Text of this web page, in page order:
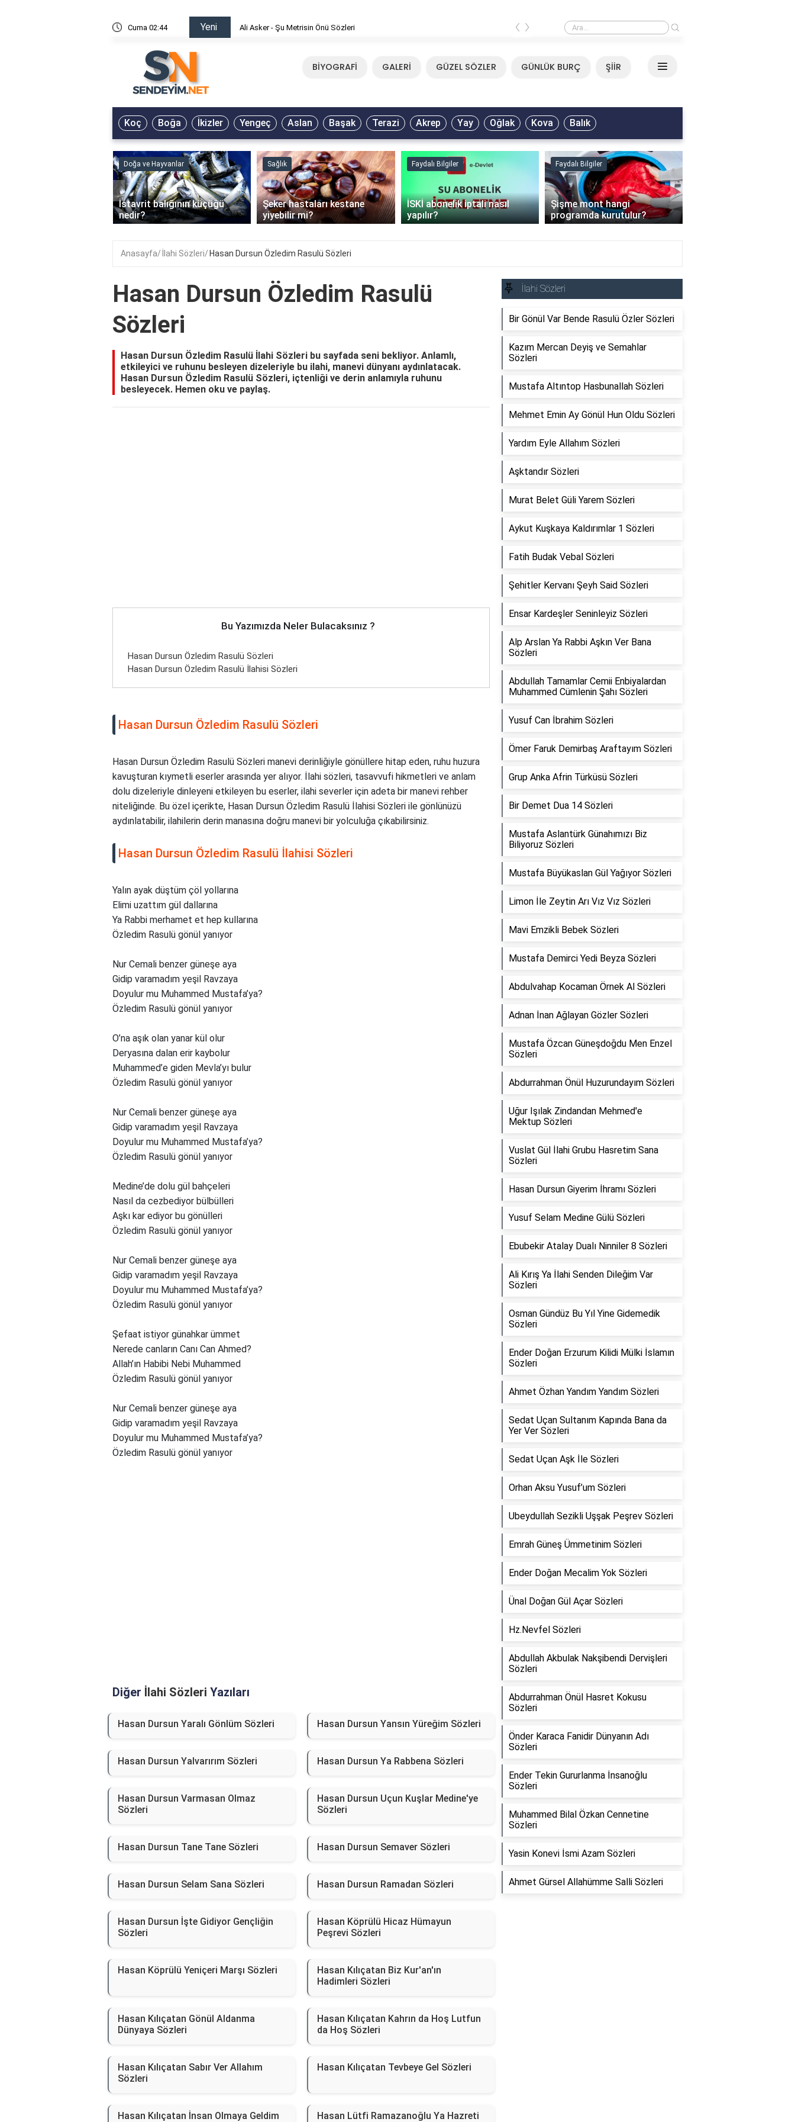
Cuma 02:44 Yeni Ali Asker - Şu Metrisin Önü Sözleri Mirkelam - Tavla Sözleri
‹ ›
BİYOGRAFİ GALERİ GÜZEL SÖZLER GÜNLÜK BURÇ ŞİİR
Koç Boğa İkizler Yengeç Aslan Başak Terazi Akrep Yay Oğlak Kova Balık
Doğa ve Hayvanlar
İstavrit balığının küçüğü
nedir?
Sağlık
Şeker hastaları kestane
yiyebilir mi?
Faydalı Bilgiler
İSKİ abonelik iptali nasıl
yapılır?
Faydalı Bilgiler
Şişme mont hangi
programda kurutulur?
‹ ›
Anasayfa İlahi Sözleri Hasan Dursun Özledim Rasulü Sözleri
Hasan Dursun Özledim Rasulü
Sözleri
Hasan Dursun Özledim Rasulü İlahi Sözleri bu sayfada seni bekliyor. Anlamlı,
etkileyici ve ruhunu besleyen dizeleriyle bu ilahi, manevi dünyanı aydınlatacak.
Hasan Dursun Özledim Rasulü Sözleri, içtenliği ve derin anlamıyla ruhunu
besleyecek. Hemen oku ve paylaş.
Bu Yazımızda Neler Bulacaksınız ?
Hasan Dursun Özledim Rasulü Sözleri
Hasan Dursun Özledim Rasulü İlahisi Sözleri
Hasan Dursun Özledim Rasulü Sözleri
Hasan Dursun Özledim Rasulü Sözleri manevi derinliğiyle gönüllere hitap eden, ruhu huzura
kavuşturan kıymetli eserler arasında yer alıyor. İlahi sözleri, tasavvufi hikmetleri ve anlam
dolu dizeleriyle dinleyeni etkileyen bu eserler, ilahi severler için adeta bir manevi rehber
niteliğinde. Bu özel içerikte, Hasan Dursun Özledim Rasulü İlahisi Sözleri ile gönlünüzü
aydınlatabilir, ilahilerin derin manasına doğru manevi bir yolculuğa çıkabilirsiniz.
Hasan Dursun Özledim Rasulü İlahisi Sözleri
Yalın ayak düştüm çöl yollarına
Elimi uzattım gül dallarına
Ya Rabbi merhamet et hep kullarına
Özledim Rasulü gönül yanıyor
Nur Cemali benzer güneşe aya
Gidip varamadım yeşil Ravzaya
Doyulur mu Muhammed Mustafa’ya?
Özledim Rasulü gönül yanıyor
O’na aşık olan yanar kül olur
Deryasına dalan erir kaybolur
Muhammed’e giden Mevla’yı bulur
Özledim Rasulü gönül yanıyor
Nur Cemali benzer güneşe aya
Gidip varamadım yeşil Ravzaya
Doyulur mu Muhammed Mustafa’ya?
Özledim Rasulü gönül yanıyor
Medine’de dolu gül bahçeleri
Nasıl da cezbediyor bülbülleri
Aşkı kar ediyor bu gönülleri
Özledim Rasulü gönül yanıyor
Nur Cemali benzer güneşe aya
Gidip varamadım yeşil Ravzaya
Doyulur mu Muhammed Mustafa’ya?
Özledim Rasulü gönül yanıyor
Şefaat istiyor günahkar ümmet
Nerede canların Canı Can Ahmed?
Allah’ın Habibi Nebi Muhammed
Özledim Rasulü gönül yanıyor
Nur Cemali benzer güneşe aya
Gidip varamadım yeşil Ravzaya
Doyulur mu Muhammed Mustafa’ya?
Özledim Rasulü gönül yanıyor
Diğer İlahi Sözleri Yazıları
Hasan Dursun Yaralı Gönlüm Sözleri Hasan Dursun Yansın Yüreğim Sözleri
Hasan Dursun Yalvarırım Sözleri Hasan Dursun Ya Rabbena Sözleri
Hasan Dursun Varmasan Olmaz
Sözleri
Hasan Dursun Uçun Kuşlar Medine'ye
Sözleri
Hasan Dursun Tane Tane Sözleri Hasan Dursun Semaver Sözleri
Hasan Dursun Selam Sana Sözleri Hasan Dursun Ramadan Sözleri
Hasan Dursun İşte Gidiyor Gençliğin
Sözleri
Hasan Köprülü Hicaz Hümayun
Peşrevi Sözleri
Hasan Köprülü Yeniçeri Marşı Sözleri
Hasan Kılıçatan Biz Kur'an'ın
Hadimleri Sözleri
Hasan Kılıçatan Gönül Aldanma
Dünyaya Sözleri
Hasan Kılıçatan Kahrın da Hoş Lutfun
da Hoş Sözleri
Hasan Kılıçatan Sabır Ver Allahım
Sözleri
Hasan Kılıçatan Tevbeye Gel Sözleri
Hasan Kılıçatan İnsan Olmaya Geldim
Hasan Lütfi Ramazanoğlu Ya Hazreti
İlahi Sözleri
Bir Gönül Var Bende Rasulü Özler Sözleri
Kazım Mercan Deyiş ve Semahlar
Sözleri
Mustafa Altıntop Hasbunallah Sözleri
Mehmet Emin Ay Gönül Hun Oldu Sözleri
Yardım Eyle Allahım Sözleri
Aşktandır Sözleri
Murat Belet Güli Yarem Sözleri
Aykut Kuşkaya Kaldırımlar 1 Sözleri
Fatih Budak Vebal Sözleri
Şehitler Kervanı Şeyh Said Sözleri
Ensar Kardeşler Seninleyiz Sözleri
Alp Arslan Ya Rabbi Aşkın Ver Bana
Sözleri
Abdullah Tamamlar Cemii Enbiyalardan
Muhammed Cümlenin Şahı Sözleri
Yusuf Can İbrahim Sözleri
Ömer Faruk Demirbaş Araftayım Sözleri
Grup Anka Afrin Türküsü Sözleri
Bir Demet Dua 14 Sözleri
Mustafa Aslantürk Günahımızı Biz
Biliyoruz Sözleri
Mustafa Büyükaslan Gül Yağıyor Sözleri
Limon İle Zeytin Arı Vız Vız Sözleri
Mavi Emzikli Bebek Sözleri
Mustafa Demirci Yedi Beyza Sözleri
Abdulvahap Kocaman Örnek Al Sözleri
Adnan İnan Ağlayan Gözler Sözleri
Mustafa Özcan Güneşdoğdu Men Enzel
Sözleri
Abdurrahman Önül Huzurundayım Sözleri
Uğur Işılak Zindandan Mehmed'e
Mektup Sözleri
Vuslat Gül İlahi Grubu Hasretim Sana
Sözleri
Hasan Dursun Giyerim İhramı Sözleri
Yusuf Selam Medine Gülü Sözleri
Ebubekir Atalay Dualı Ninniler 8 Sözleri
Ali Kırış Ya İlahi Senden Dileğim Var
Sözleri
Osman Gündüz Bu Yıl Yine Gidemedik
Sözleri
Ender Doğan Erzurum Kilidi Mülki İslamın
Sözleri
Ahmet Özhan Yandım Yandım Sözleri
Sedat Uçan Sultanım Kapında Bana da
Yer Ver Sözleri
Sedat Uçan Aşk İle Sözleri
Orhan Aksu Yusuf’um Sözleri
Ubeydullah Sezikli Uşşak Peşrev Sözleri
Emrah Güneş Ümmetinim Sözleri
Ender Doğan Mecalim Yok Sözleri
Ünal Doğan Gül Açar Sözleri
Hz.Nevfel Sözleri
Abdullah Akbulak Nakşibendi Dervişleri
Sözleri
Abdurrahman Önül Hasret Kokusu
Sözleri
Önder Karaca Fanidir Dünyanın Adı
Sözleri
Ender Tekin Gururlanma İnsanoğlu
Sözleri
Muhammed Bilal Özkan Cennetine
Sözleri
Yasin Konevi İsmi Azam Sözleri
Ahmet Gürsel Allahümme Salli Sözleri